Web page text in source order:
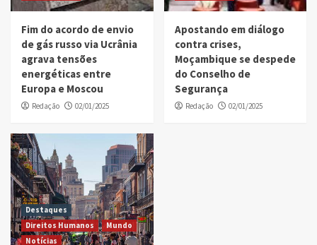
Fim do acordo de envio
de gás russo via Ucrânia
agrava tensões
energéticas entre
Europa e Moscou
Redação 02/01/2025
Apostando em diálogo
contra crises,
Moçambique se despede
do Conselho de
Segurança
Redação 02/01/2025
Destaques
Direitos Humanos
Mundo
Notícias